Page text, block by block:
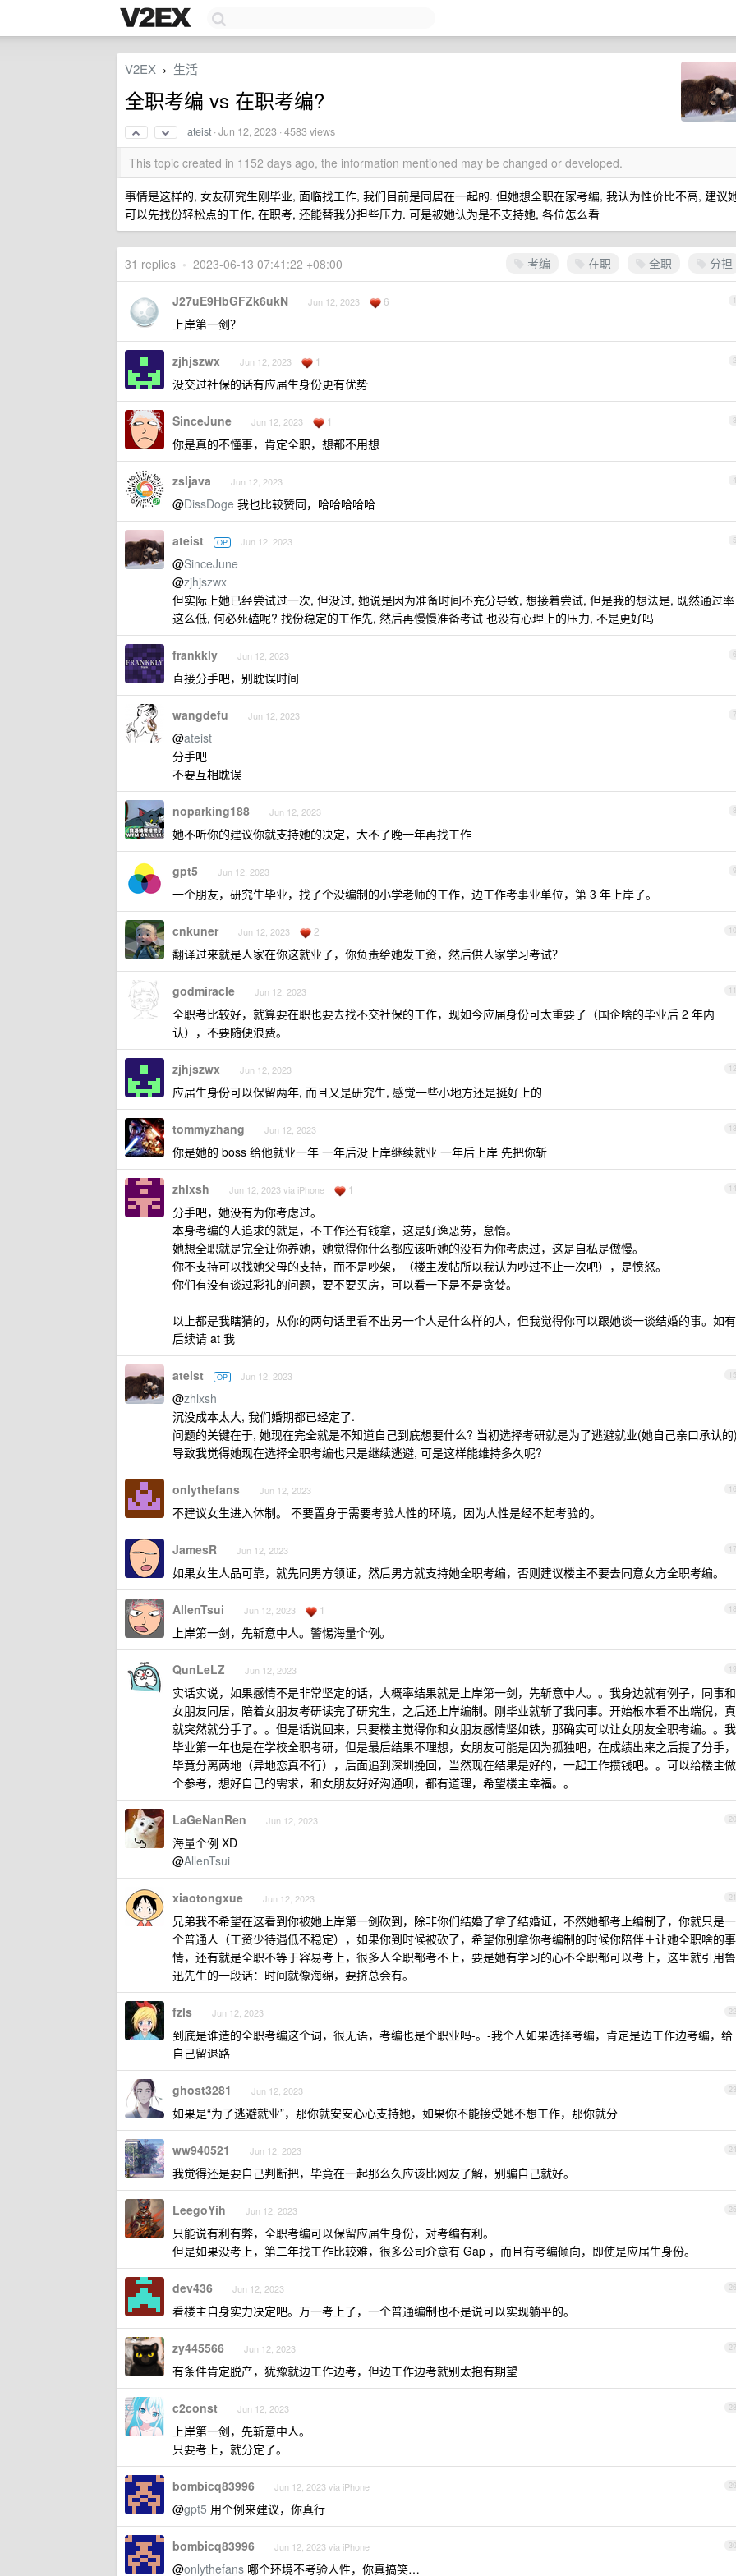
V2EX › 生活
全职考编 vs 在职考编?
ateist ·Jun 12, 2023 · 4583 views
This topic created in 1152 days ago, the information mentioned may be changed or developed.
事情是这样的, 女友研究生刚毕业, 面临找工作, 我们目前是同居在一起的. 但她想全职在家考编, 我认为性价比不高, 建议
可以先找份轻松点的工作, 在职考, 还能替我分担些压力. 可是被她认为是不支持她, 各位怎么看
考编 在职 全职 分担
31 replies • 2023-06-13 07:41:22 +08:00
1
J27uE9HbGFZk6ukN Jun 12, 2023 6
上岸第一剑？
2
zjhjszwx Jun 12, 2023 1
没交过社保的话有应届生身份更有优势
3
SinceJune Jun 12, 2023 1
你是真的不懂事，肯定全职，想都不用想
4
zsljava Jun 12, 2023
@DissDoge 我也比较赞同，哈哈哈哈哈
5
ateist OP Jun 12, 2023
@SinceJune
@zjhjszwx
但实际上她已经尝试过一次, 但没过, 她说是因为准备时间不充分导致, 想接着尝试, 但是我的想法是, 既然通过率
这么低, 何必死磕呢? 找份稳定的工作先, 然后再慢慢准备考试 也没有心理上的压力, 不是更好吗
6
frankkly Jun 12, 2023
直接分手吧，别耽误时间
7
wangdefu Jun 12, 2023
@ateist
分手吧
不要互相耽误
8
noparking188 Jun 12, 2023
她不听你的建议你就支持她的决定，大不了晚一年再找工作
9
gpt5 Jun 12, 2023
一个朋友，研究生毕业，找了个没编制的小学老师的工作，边工作考事业单位，第 3 年上岸了。
10
cnkuner Jun 12, 2023 2
翻译过来就是人家在你这就业了，你负责给她发工资，然后供人家学习考试？
11
godmiracle Jun 12, 2023
全职考比较好，就算要在职也要去找不交社保的工作，现如今应届身份可太重要了（国企啥的毕业后 2 年内
认），不要随便浪费。
12
zjhjszwx Jun 12, 2023
应届生身份可以保留两年, 而且又是研究生, 感觉一些小地方还是挺好上的
13
tommyzhang Jun 12, 2023
你是她的 boss 给他就业一年 一年后没上岸继续就业 一年后上岸 先把你斩
14
zhlxsh Jun 12, 2023 via iPhone 1
分手吧，她没有为你考虑过。
本身考编的人追求的就是，不工作还有钱拿，这是好逸恶劳，怠惰。
她想全职就是完全让你养她，她觉得你什么都应该听她的没有为你考虑过，这是自私是傲慢。
你不支持可以找她父母的支持，而不是吵架，（楼主发帖所以我认为吵过不止一次吧），是愤怒。
你们有没有谈过彩礼的问题，要不要买房，可以看一下是不是贪婪。
以上都是我瞎猜的，从你的两句话里看不出另一个人是什么样的人，但我觉得你可以跟她谈一谈结婚的事。如有
后续请 at 我
15
ateist OP Jun 12, 2023
@zhlxsh
沉没成本太大, 我们婚期都已经定了.
问题的关键在于, 她现在完全就是不知道自己到底想要什么? 当初选择考研就是为了逃避就业(她自己亲口承认的)
导致我觉得她现在选择全职考编也只是继续逃避, 可是这样能维持多久呢?
16
onlythefans Jun 12, 2023
不建议女生进入体制。 不要置身于需要考验人性的环境，因为人性是经不起考验的。
17
JamesR Jun 12, 2023
如果女生人品可靠，就先同男方领证，然后男方就支持她全职考编，否则建议楼主不要去同意女方全职考编。
18
AllenTsui Jun 12, 2023 1
上岸第一剑，先斩意中人。警惕海量个例。
19
QunLeLZ Jun 12, 2023
实话实说，如果感情不是非常坚定的话，大概率结果就是上岸第一剑，先斩意中人。。我身边就有例子，同事和
女朋友同居，陪着女朋友考研读完了研究生，之后还上岸编制。刚毕业就斩了我同事。开始根本看不出端倪，真
就突然就分手了。。但是话说回来，只要楼主觉得你和女朋友感情坚如铁，那确实可以让女朋友全职考编。。我
毕业第一年也是在学校全职考研，但是最后结果不理想，女朋友可能是因为孤独吧，在成绩出来之后提了分手，
毕竟分离两地（异地恋真不行），后面追到深圳挽回，当然现在结果是好的，一起工作攒钱吧。。可以给楼主做
个参考，想好自己的需求，和女朋友好好沟通呗，都有道理，希望楼主幸福。。
20
LaGeNanRen Jun 12, 2023
海量个例 XD
@AllenTsui
21
xiaotongxue Jun 12, 2023
兄弟我不希望在这看到你被她上岸第一剑砍到，除非你们结婚了拿了结婚证，不然她都考上编制了，你就只是一
个普通人（工资少待遇低不稳定），如果你到时候被砍了，希望你别拿你考编制的时候你陪伴＋让她全职啥的事
情，还有就是全职不等于容易考上，很多人全职都考不上，要是她有学习的心不全职都可以考上，这里就引用鲁
迅先生的一段话：时间就像海绵，要挤总会有。
22
fzls Jun 12, 2023
到底是谁造的全职考编这个词，很无语，考编也是个职业吗-。-我个人如果选择考编，肯定是边工作边考编，给
自己留退路
23
ghost3281 Jun 12, 2023
如果是“为了逃避就业”，那你就安安心心支持她，如果你不能接受她不想工作，那你就分
24
ww940521 Jun 12, 2023
我觉得还是要自己判断把，毕竟在一起那么久应该比网友了解，别骗自己就好。
25
LeegoYih Jun 12, 2023
只能说有利有弊，全职考编可以保留应届生身份，对考编有利。
但是如果没考上，第二年找工作比较难，很多公司介意有 Gap ，而且有考编倾向，即使是应届生身份。
26
dev436 Jun 12, 2023
看楼主自身实力决定吧。万一考上了，一个普通编制也不是说可以实现躺平的。
27
zy445566 Jun 12, 2023
有条件肯定脱产，犹豫就边工作边考，但边工作边考就别太抱有期望
28
c2const Jun 12, 2023
上岸第一剑，先斩意中人。
只要考上，就分定了。
29
bombicq83996 Jun 12, 2023 via iPhone
@gpt5 用个例来建议，你真行
30
bombicq83996 Jun 12, 2023 via iPhone
@onlythefans 哪个环境不考验人性，你真搞笑…